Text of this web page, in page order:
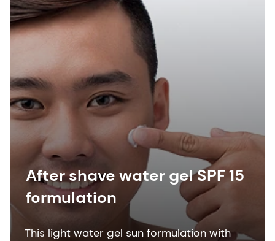
After shave water gel SPF 15
formulation
This light water gel sun formulation with